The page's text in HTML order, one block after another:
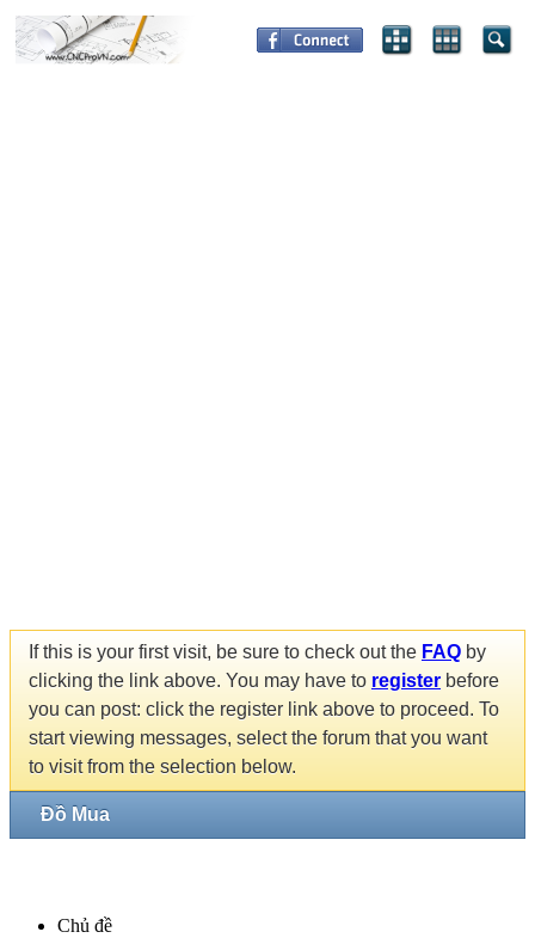
If this is your first visit, be sure to check out the FAQ by
clicking the link above. You may have to register before
you can post: click the register link above to proceed. To
start viewing messages, select the forum that you want
to visit from the selection below.
Đồ Mua
Chủ đề